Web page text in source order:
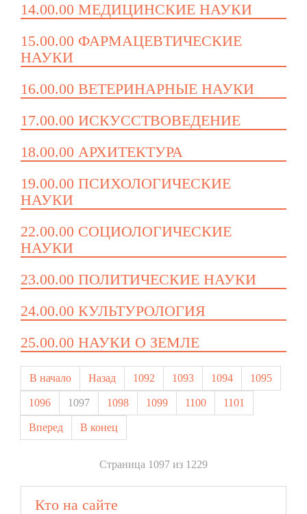
14.00.00 МЕДИЦИНСКИЕ НАУКИ
15.00.00 ФАРМАЦЕВТИЧЕСКИЕ
НАУКИ
16.00.00 ВЕТЕРИНАРНЫЕ НАУКИ
17.00.00 ИСКУССТВОВЕДЕНИЕ
18.00.00 АРХИТЕКТУРА
19.00.00 ПСИХОЛОГИЧЕСКИЕ
НАУКИ
22.00.00 СОЦИОЛОГИЧЕСКИЕ
НАУКИ
23.00.00 ПОЛИТИЧЕСКИЕ НАУКИ
24.00.00 КУЛЬТУРОЛОГИЯ
25.00.00 НАУКИ О ЗЕМЛЕ
В начало Назад 1092 1093 1094 1095
1096 1097 1098 1099 1100 1101
Вперед В конец
Страница 1097 из 1229
Кто на сайте